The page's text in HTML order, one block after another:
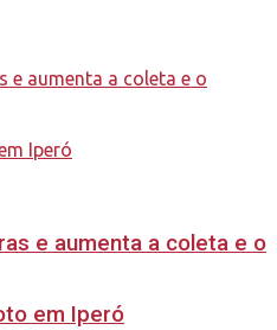
e aumenta a coleta e o
em Iperó